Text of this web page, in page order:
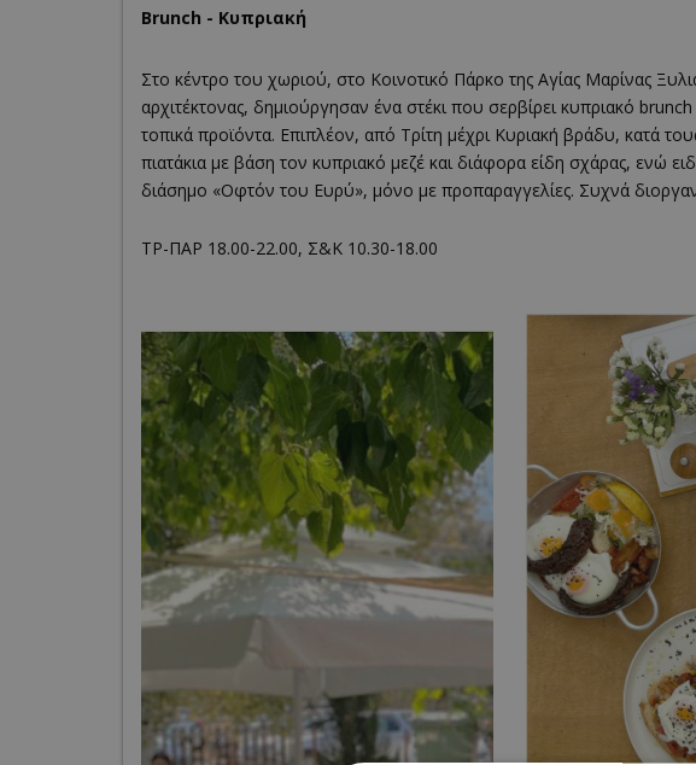
Brunch - Κυπριακή
Στο κέντρο του χωριού, στο Κοινοτικό Πάρκο της Αγίας Μαρίνας
αρχιτέκτονας, δημιούργησαν ένα στέκι που σερβίρει κυπριακό
τοπικά προϊόντα. Επιπλέον, από Τρίτη μέχρι Κυριακή βράδυ, κατά
πιατάκια με βάση τον κυπριακό μεζέ και διάφορα είδη σχάρας, ενώ
διάσημο «Οφτόν του Ευρύ», μόνο με προπαραγγελίες. Συχνά
ΤΡ-ΠΑΡ 18.00-22.00, Σ&Κ 10.30-18.00